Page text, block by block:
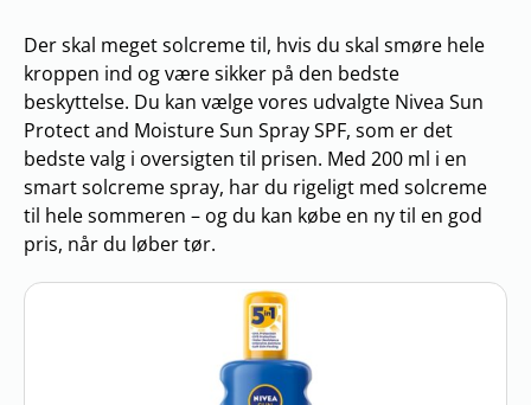
Der skal meget solcreme til, hvis du skal smøre hele
kroppen ind og være sikker på den bedste
beskyttelse. Du kan vælge vores udvalgte Nivea Sun
Protect and Moisture Sun Spray SPF, som er det
bedste valg i oversigten til prisen. Med 200 ml i en
smart solcreme spray, har du rigeligt med solcreme
til hele sommeren – og du kan købe en ny til en god
pris, når du løber tør.